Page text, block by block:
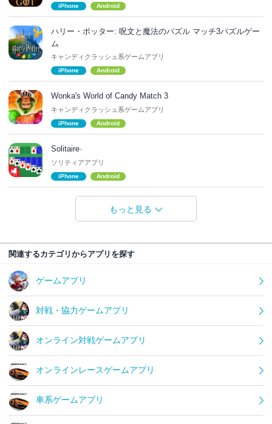
iPhone Android
ハリー・ポッター: 呪文と魔法のパズル マッチ3パズルゲー
ム
キャンディクラッシュ系ゲームアプリ
iPhone Android
Wonka's World of Candy Match 3
キャンディクラッシュ系ゲームアプリ
iPhone Android
Solitaire·
ソリティアアプリ
iPhone Android
もっと見る
関連するカテゴリからアプリを探す
ゲームアプリ
対戦・協力ゲームアプリ
オンライン対戦ゲームアプリ
オンラインレースゲームアプリ
車系ゲームアプリ